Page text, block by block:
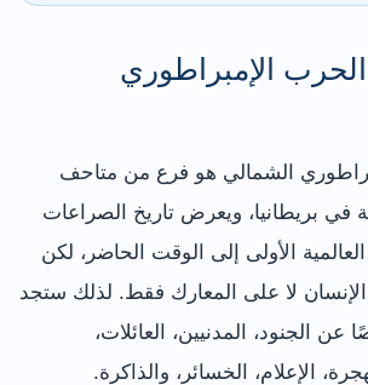
الإمبراطوري
الشمالي هو فرع من متاحف
في بريطانيا، ويعرض تاريخ الصراعات
الأولى إلى الوقت الحاضر، لكن
لا على المعارك فقط. لذلك ستجد
الجنود، المدنيين، العائلات،
الإعلام، الخسائر، والذاكرة.